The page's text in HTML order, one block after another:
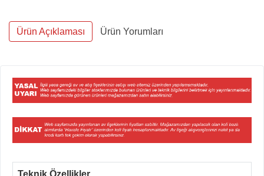
Ürün Açıklaması Ürün Yorumları
Teknik Özellikler